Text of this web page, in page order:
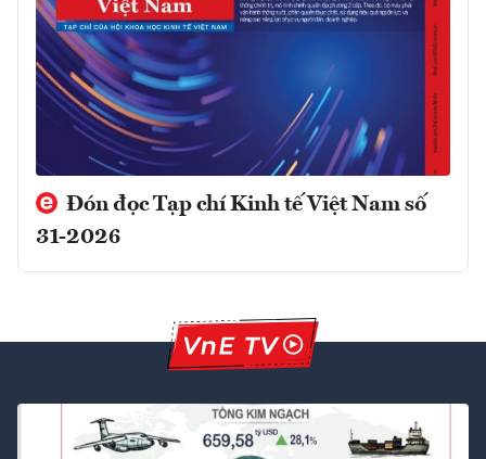
Đón đọc Tạp chí Kinh tế Việt Nam số
31-2026